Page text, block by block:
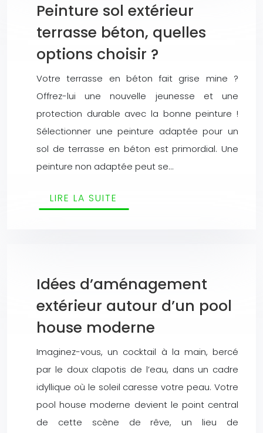
Peinture sol extérieur
terrasse béton, quelles
options choisir ?
Votre terrasse en béton fait grise mine ?
Offrez-lui une nouvelle jeunesse et une
protection durable avec la bonne peinture !
Sélectionner une peinture adaptée pour un
sol de terrasse en béton est primordial. Une
peinture non adaptée peut se…
LIRE LA SUITE
Idées d’aménagement
extérieur autour d’un pool
house moderne
Imaginez-vous, un cocktail à la main, bercé
par le doux clapotis de l’eau, dans un cadre
idyllique où le soleil caresse votre peau. Votre
pool house moderne devient le point central
de cette scène de rêve, un lieu de